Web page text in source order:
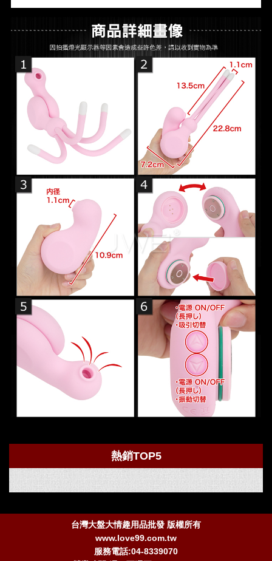
熱銷TOP5
台灣大盤大情趣用品批發 版權所有
www.love99.com.tw
服務電話:04-8339070